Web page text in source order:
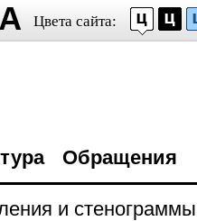
Цвета сайта:
Обращения
и стенограммы